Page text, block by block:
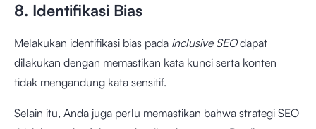
8. Identifikasi Bias
Melakukan identifikasi bias pada inclusive SEOdapat
dilakukan dengan memastikan kata kunci serta konten
tidak mengandung kata sensitif.
Selain itu, Anda juga perlu memastikan bahwa strategi SEO